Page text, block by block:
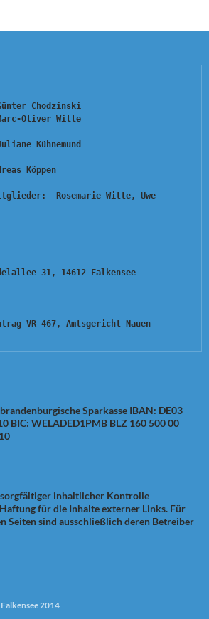
Chodzinski
Oliver Wille
Kühnemund
Köppen
Rosemarie Witte, Uwe
31, 14612 Falkensee
VR 467, Amtsgericht Nauen
Sparkasse IBAN: DE03
BIC: WELADED1PMB BLZ 160 500 00
inhaltlicher Kontrolle
für die Inhalte externer Links. Für
Seiten sind ausschließlich deren Betreiber
2014